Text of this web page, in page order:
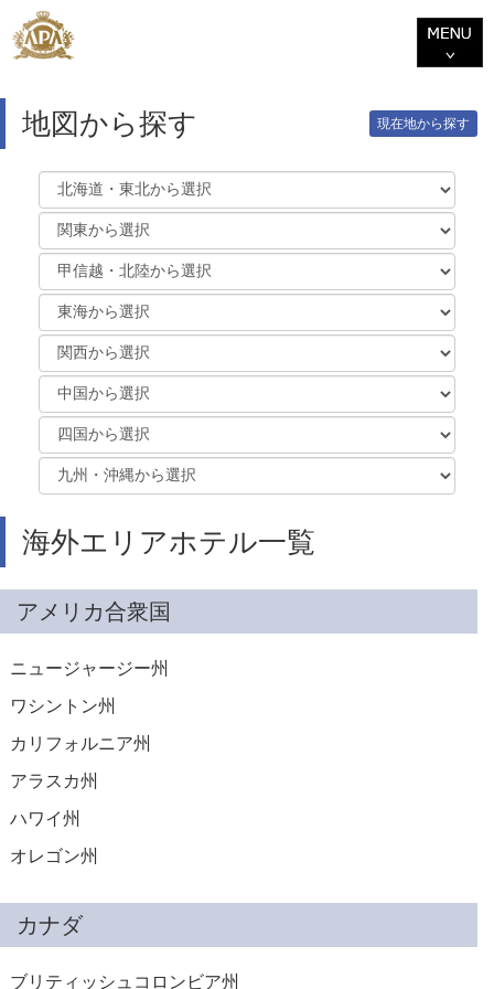
地図から探す 現在地から探す
海外エリアホテル一覧
アメリカ合衆国
ニュージャージー州
ワシントン州
カリフォルニア州
アラスカ州
ハワイ州
オレゴン州
カナダ
ブリティッシュコロンビア州